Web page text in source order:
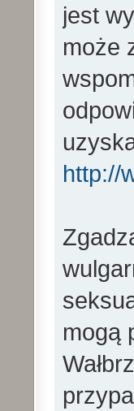
jest
może
http://
mogą